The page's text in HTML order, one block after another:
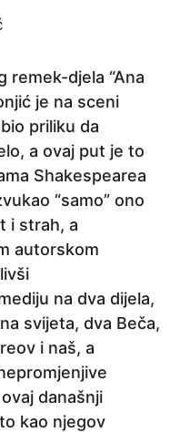
remek-djela “Ana
je na sceni
priliku da
a ovaj put je to
Shakespearea
“samo” ono
i strah, a
autorskom
na dva dijela,
svijeta, dva Beča,
i naš, a
današnji
kao njegov